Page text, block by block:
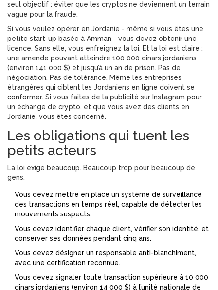
seul objectif : éviter que les cryptos ne deviennent un terrain
vague pour la fraude.
Si vous voulez opérer en Jordanie - même si vous êtes une
petite start-up basée à Amman - vous devez obtenir une
licence. Sans elle, vous enfreignez la loi. Et la loi est claire :
une amende pouvant atteindre 100 000 dinars jordaniens
(environ 141 000 $) et jusqu’à un an de prison. Pas de
négociation. Pas de tolérance. Même les entreprises
étrangères qui ciblent les Jordaniens en ligne doivent se
conformer. Si vous faites de la publicité sur Instagram pour
un échange de crypto, et que vous avez des clients en
Jordanie, vous êtes concerné.
Les obligations qui tuent les
petits acteurs
La loi exige beaucoup. Beaucoup trop pour beaucoup de
gens.
Vous devez mettre en place un système de surveillance
des transactions en temps réel, capable de détecter les
mouvements suspects.
Vous devez identifier chaque client, vérifier son identité, et
conserver ses données pendant cinq ans.
Vous devez désigner un responsable anti-blanchiment,
avec une certification reconnue.
Vous devez signaler toute transaction supérieure à 10 000
dinars jordaniens (environ 14 000 $) à l’unité nationale de